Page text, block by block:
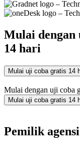
Mulai dengan
14 hari
Mulai uji coba gratis 14
Mulai dengan uji coba
Mulai uji coba gratis 14
Pemilik